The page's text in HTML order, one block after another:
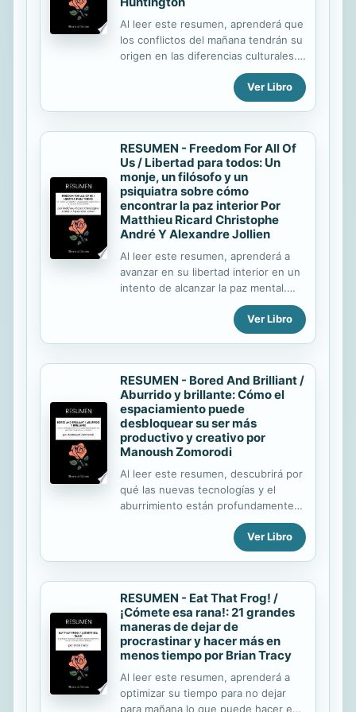
Al leer este resumen, aprenderá que
los conflictos del mañana tendrán su
origen en las diferencias culturales.
Los conflictos entre bloques
ideológicos heredados de la Guerra
Fría han dado paso al "choque de
que la historia de los hombres es la
historia de las civilizaciones; que el
mundo se ha vuelto multipolar y
multicivilizacional que la economía y
la demografía desempeñan un papel
esencial en la evolución de las
civilizaciones que el mundo está
recomposición en torno a bloques
culturales que las civilizaciones ...
Ver Libro
RESUMEN - Freedom For All Of
Us / Libertad para todos: Un
monje, un filósofo y un
psiquiatra sobre cómo
encontrar la paz interior Por
Matthieu Ricard Christophe
André Y Alexandre Jollien
Al leer este resumen, aprenderá a
avanzar en su libertad interior en un
intento de alcanzar la paz mental.
También aprenderá : cómo superar la
debilidad y el desánimo cómo
liberarse de las adicciones y los
mental propicio para el progreso;
cómo meditar y entrenar su mente;
cómo mejorar el mundo. Para el
sabio, la libertad no significa hacer lo
que uno quiere cuando quiere. Para
él, es más sutil: no depende de las
este estado mental es, por tanto, la
base de la verdadera libertad. Es uno
de los principales criterios...
Ver Libro
RESUMEN - Bored And Brilliant /
Aburrido y brillante: Cómo el
espaciamiento puede
desbloquear su ser más
productivo y creativo por
Manoush Zomorodi
Al leer este resumen, descubrirá por
qué las nuevas tecnologías y el
aburrimiento están profundamente
vinculados, y por qué aburrirse es
una de las claves de la felicidad.
También aprenderá : cómo limitar su
teléfonos inteligentes ; cómo estar
menos estresado cómo desarrollar
su capacidad de control y su
creatividad cómo ser más productivo;
cómo redescubrir lo que es esencial
en su vida. El autor ha
experimentado un verdadero frenesí
durante su vida profesional,
Ver Libro
RESUMEN - Eat That Frog! /
¡Cómete esa rana!: 21 grandes
maneras de dejar de
procrastinar y hacer más en
menos tiempo por Brian Tracy
Al leer este resumen, aprenderá a
optimizar su tiempo para no dejar
para mañana lo que puede hacer ese